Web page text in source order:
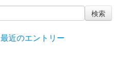
検索
最近のエントリー